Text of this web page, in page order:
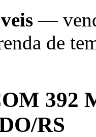
—
de
392
RS